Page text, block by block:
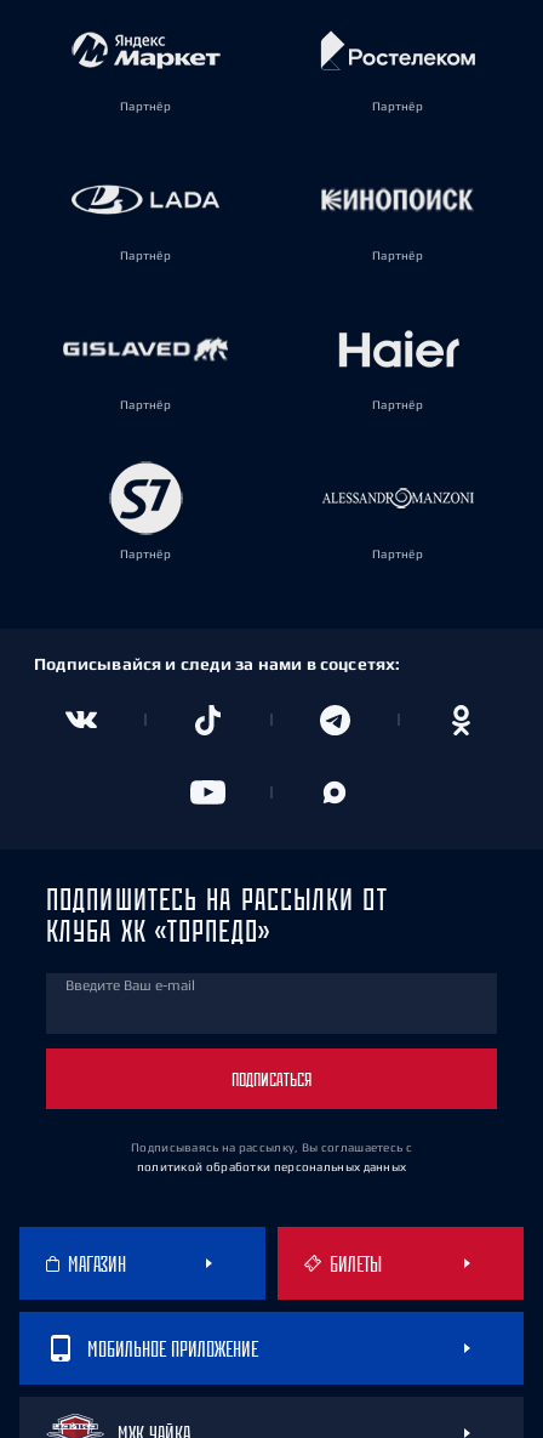
Партнёр Партнёр
Партнёр Партнёр
Партнёр Партнёр
Партнёр Партнёр
Подписывайся и следи за нами в соцсетях:
ПОДПИШИТЕСЬ НА РАССЫЛКИ ОТ
КЛУБА ХК «ТОРПЕДО»
Введите Ваш e-mail
ПОДПИСАТЬСЯ
Подписываясь на рассылку, Вы соглашаетесь с
политикой обработки персональных данных
МАГАЗИН БИЛЕТЫ
МОБИЛЬНОЕ ПРИЛОЖЕНИЕ